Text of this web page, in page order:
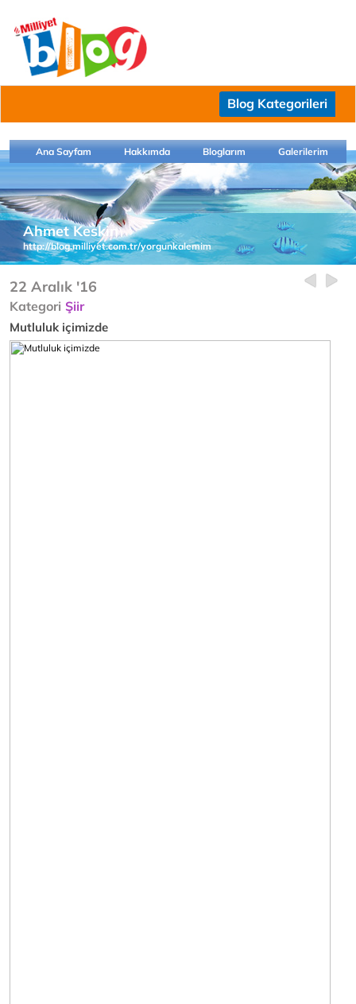
Blog Kategorileri
Ana Sayfam Hakkımda Bloglarım Galerilerim
Ahmet Keskin
http://blog.milliyet.com.tr/yorgunkalemim
22 Aralık '16
Kategori Şiir
Mutluluk içimizde